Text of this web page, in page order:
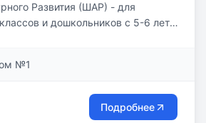
Развития (ШАР) - для
и дошкольников с 5-6 лет.
учебных курсов:
колористика,
рисунок академический,
№1
Подробнее